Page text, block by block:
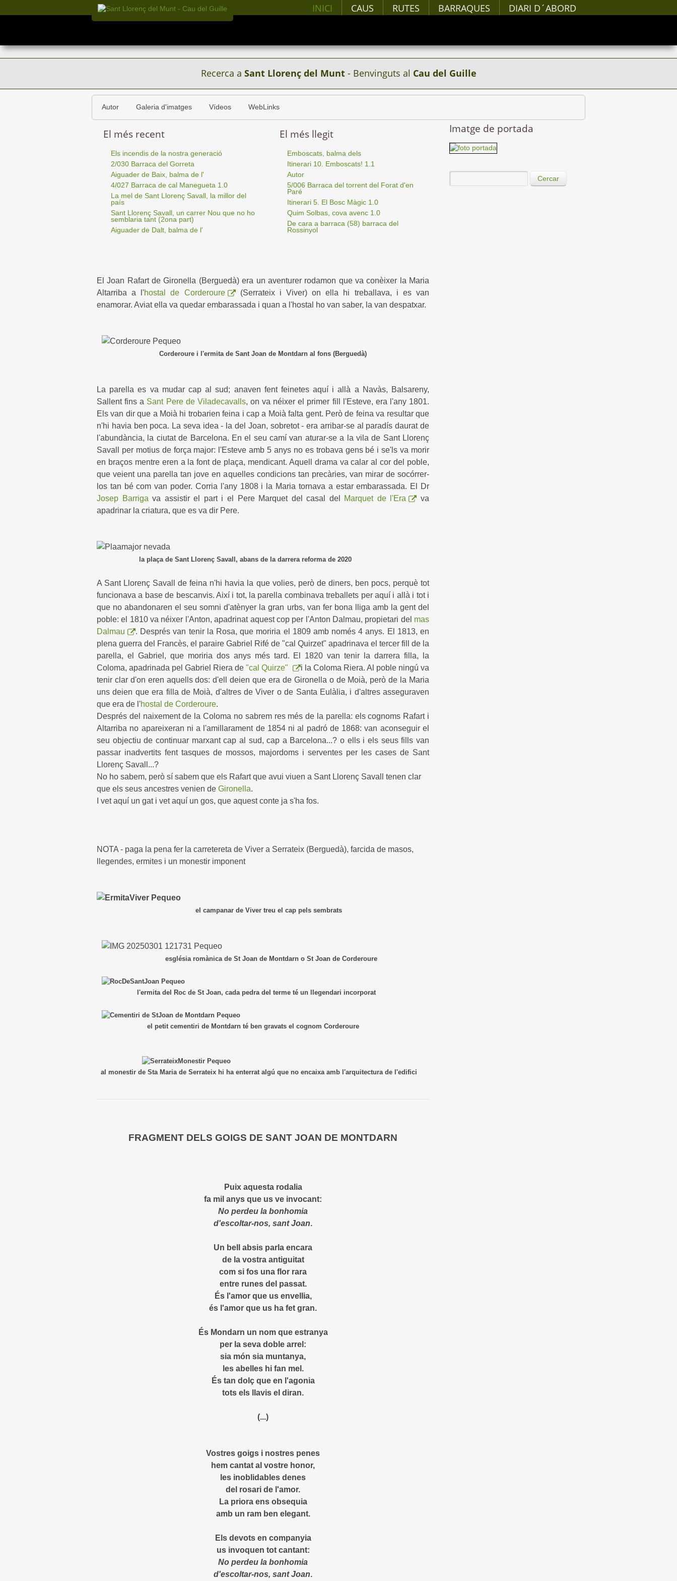
INICI CAUS RUTES BARRAQUES DIARI D´ABORD
Recerca a Sant Llorenç del Munt- Benvinguts al Cau del Guille
Autor Galeria d'imatges Vídeos WebLinks
Imatge de portada
Cercar
El més recent
Els incendis de la nostra generació
2/030 Barraca del Gorreta
Aiguader de Baix, balma de l'
4/027 Barraca de cal Manegueta 1.0
La mel de Sant Llorenç Savall, la millor del
país
Sant Llorenç Savall, un carrer Nou que no ho
semblaria tant (2ona part)
Aiguader de Dalt, balma de l'
El més llegit
Emboscats, balma dels
Itinerari 10. Emboscats! 1.1
Autor
5/006 Barraca del torrent del Forat d'en
Paré
Itinerari 5. El Bosc Màgic 1.0
Quim Solbas, cova avenc 1.0
De cara a barraca (58) barraca del
Rossinyol
El Joan Rafart de Gironella (Berguedà) era un aventurer rodamon que va conèixer la Maria
Altarriba a l'hostal de Corderoure
(Serrateix i Viver) on ella hi treballava, i es van
enamorar. Aviat ella va quedar embarassada i quan a l'hostal ho van saber, la van despatxar.
Corderoure i l'ermita de Sant Joan de Montdarn al fons (Berguedà)
La parella es va mudar cap al sud; anaven fent feinetes aquí i allà a Navàs, Balsareny,
Sallent fins a Sant Pere de Viladecavalls, on va néixer el primer fill l'Esteve, era l'any 1801.
Els van dir que a Moià hi trobarien feina i cap a Moià falta gent. Però de feina va resultar que
n'hi havia ben poca. La seva idea - la del Joan, sobretot - era arribar-se al paradís daurat de
l'abundància, la ciutat de Barcelona. En el seu camí van aturar-se a la vila de Sant Llorenç
Savall per motius de força major: l'Esteve amb 5 anys no es trobava gens bé i se'ls va morir
en braços mentre eren a la font de plaça, mendicant. Aquell drama va calar al cor del poble,
que veient una parella tan jove en aquelles condicions tan precàries, van mirar de socórrer-
los tan bé com van poder. Corria l'any 1808 i la Maria tornava a estar embarassada. El Dr
Josep Barriga va assistir el part i el Pere Marquet del casal del Marquet de l'Era
va
apadrinar la criatura, que es va dir Pere.
la plaça de Sant Llorenç Savall, abans de la darrera reforma de 2020
A Sant Llorenç Savall de feina n'hi havia la que volies, però de diners, ben pocs, perquè tot
funcionava a base de bescanvis. Així i tot, la parella combinava treballets per aquí i allà i tot i
que no abandonaren el seu somni d'atènyer la gran urbs, van fer bona lliga amb la gent del
poble: el 1810 va néixer l'Anton, apadrinat aquest cop per l'Anton Dalmau, propietari del mas
Dalmau
. Després van tenir la Rosa, que moriria el 1809 amb només 4 anys. El 1813, en
plena guerra del Francès, el paraire Gabriel Rifé de "cal Quirzet" apadrinava el tercer fill de la
parella, el Gabriel, que moriria dos anys més tard. El 1820 van tenir la darrera filla, la
Coloma, apadrinada pel Gabriel Riera de "cal Quirze"
i la Coloma Riera. Al poble ningú va
tenir clar d'on eren aquells dos: d'ell deien que era de Gironella o de Moià, però de la Maria
uns deien que era filla de Moià, d'altres de Viver o de Santa Eulàlia, i d'altres asseguraven
que era de l'hostal de Corderoure.
Després del naixement de la Coloma no sabrem res més de la parella: els cognoms Rafart i
Altarriba no apareixeran ni a l'amillarament de 1854 ni al padró de 1868: van aconseguir el
seu objectiu de continuar marxant cap al sud, cap a Barcelona...? o ells i els seus fills van
passar inadvertits fent tasques de mossos, majordoms i serventes per les cases de Sant
Llorenç Savall...?
No ho sabem, però sí sabem que els Rafart que avui viuen a Sant Llorenç Savall tenen clar
que els seus ancestres venien de Gironella.
I vet aquí un gat i vet aquí un gos, que aquest conte ja s'ha fos.
NOTA - paga la pena fer la carretereta de Viver a Serrateix (Berguedà), farcida de masos,
llegendes, ermites i un monestir imponent
el campanar de Viver treu el cap pels sembrats
església romànica de St Joan de Montdarn o St Joan de Corderoure
l'ermita del Roc de St Joan, cada pedra del terme té un llegendari incorporat
el petit cementiri de Montdarn té ben gravats el cognom Corderoure
al monestir de Sta Maria de Serrateix hi ha enterrat algú que no encaixa amb l'arquitectura de l'edifici
FRAGMENT DELS GOIGS DE SANT JOAN DE MONTDARN
Puix aquesta rodalia
fa mil anys que us ve invocant:
No perdeu la bonhomia
d'escoltar-nos, sant Joan.
Un bell absis parla encara
de la vostra antiguitat
com si fos una flor rara
entre runes del passat.
És l'amor que us envellia,
és l'amor que us ha fet gran.
És Mondarn un nom que estranya
per la seva doble arrel:
sia món sia muntanya,
les abelles hi fan mel.
És tan dolç que en l'agonia
tots els llavis el diran.
(...)
Vostres goigs i nostres penes
hem cantat al vostre honor,
les inoblidables denes
del rosari de l'amor.
La priora ens obsequia
amb un ram ben elegant.
Els devots en companyia
us invoquen tot cantant:
No perdeu la bonhomia
d'escoltar-nos, sant Joan.